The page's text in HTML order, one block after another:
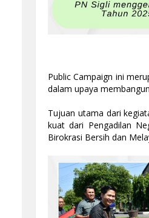
Public Campaign ini
dalam upaya
Tujuan utama dari
kuat dari Pengadilan
Birokrasi Bersih dan